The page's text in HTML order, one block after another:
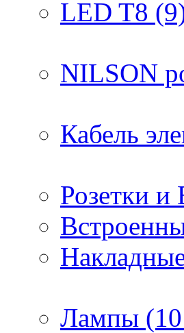
LED T8
NILSON
Кабель
Розетки
Лампы